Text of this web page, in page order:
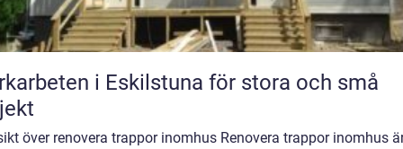
i Eskilstuna för stora och små
över renovera trappor inomhus Renovera trappor inomhus